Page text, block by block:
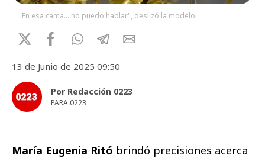
"En esa cama... no puedo hablar", deslizó la modelo.
13 de Junio de 2025 09:50
Por Redacción 0223
PARA 0223
María Eugenia Ritó brindó precisiones acerca